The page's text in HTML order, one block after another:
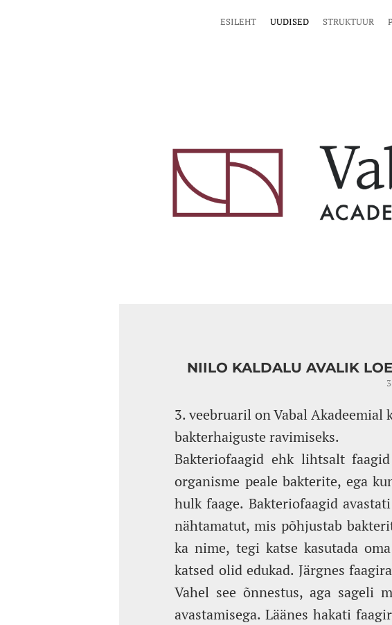
ESILEHT UUDISED STRUKTUUR
NIILO KALDALU AVALIK
3. veebruaril on Vabal
bakterhaiguste ravimiseks.
Bakteriofaagid ehk lihtsalt
organisme peale bakterite, ega
hulk faage. Bakteriofaagid
nähtamatut, mis põhjustab
ka nime, tegi katse kasutada
katsed olid edukad. Järgnes
Vahel see õnnestus, aga sageli
avastamisega. Läänes hakati